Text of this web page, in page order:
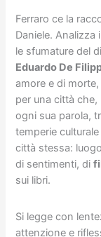
Ferraro ce la
Daniele.
le sfumature del
Eduardo De
amore e di
per una città che,
ogni sua parola,
temperie
città stessa:
di sentimenti, di
sui libri.
Si legge con
attenzione e